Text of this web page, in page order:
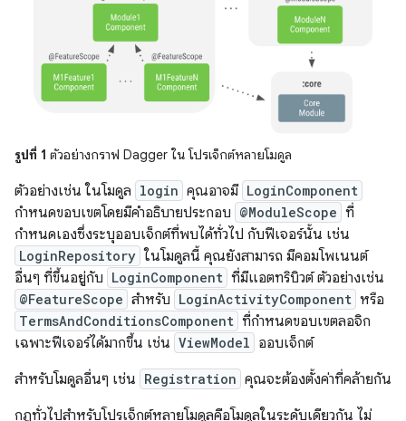
รูปที่ 1 ตัวอย่างกราฟ Dagger ใน โปรเจ็กต์หลายโมดูล
ตัวอย่างเช่น ในโมดูล login คุณอาจมี LoginComponent
กำหนดขอบเขตโดยมีคำอธิบายประกอบ @ModuleScope ที่
กำหนดเองซึ่งระบุออบเจ็กต์ที่พบได้ทั่วไป กับฟีเจอร์นั้น เช่น
LoginRepository ในโมดูลนี้ คุณยังสามารถ มีคอมโพเนนต์
อื่นๆ ที่ขึ้นอยู่กับ LoginComponent ที่มีแอตทริบิวต์ ตัวอย่างเช่น
@FeatureScope สำหรับ LoginActivityComponent หรือ
TermsAndConditionsComponent ที่กำหนดขอบเขตลอจิก
เฉพาะฟีเจอร์ได้มากขึ้น เช่น ViewModel ออบเจ็กต์
สำหรับโมดูลอื่นๆ เช่น Registration คุณจะต้องตั้งค่าที่คล้ายกัน
กฎทั่วไปสำหรับโปรเจ็กต์หลายโมดูลคือโมดูลในระดับเดียวกัน ไม่